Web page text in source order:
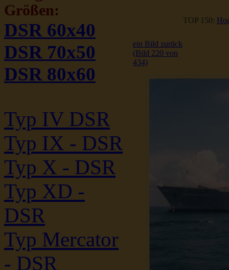
Größen:
DSR 60x40
DSR 70x50
DSR 80x60
Typ IV DSR
Typ IX - DSR
Typ X - DSR
Typ XD -
DSR
Typ Mercator
- DSR
TOP 150:
ein Bild zurück
(Bild 220 von
434)